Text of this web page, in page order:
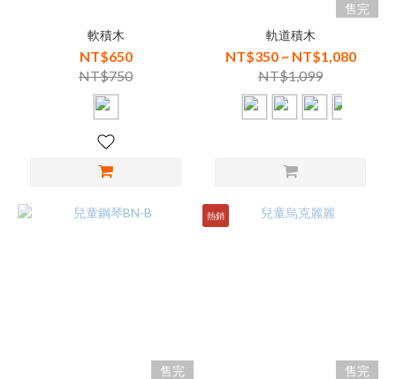
軟積木
NT$650
NT$750
售完
軌道積木
NT$350 ~ NT$1,080
NT$1,099
售完
熱銷
售完